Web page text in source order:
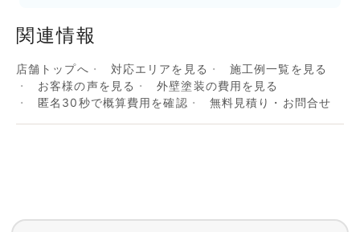
関連情報
店舗トップへ 対応エリアを見る
施工例一覧を見る
お客様の声を見る
外壁塗装の費用を見る
匿名30秒で概算費用を確認
無料見積り・お問合せ